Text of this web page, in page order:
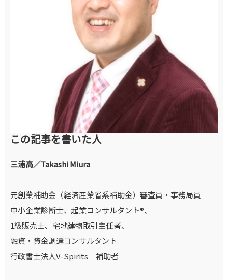
この記事を書いた人
三浦高／Takashi Miura
元創業補助金（経済産業省系補助金）審査員・事務局員
中小企業診断士、起業コンサルタント®、
1級販売士、宅地建物取引主任者、
融資・資金調達コンサルタント
行政書士法人V-Spirits 補助者